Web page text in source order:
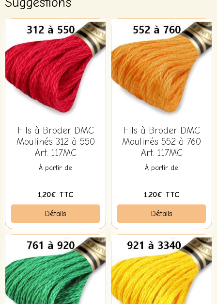
Fils à Broder DMC
Moulinés 312 à 550
Art. 117MC
À partir de
1,20€ TTC
Détails
Fils à Broder DMC
Moulinés 552 à 760
Art. 117MC
À partir de
1,20€ TTC
Détails